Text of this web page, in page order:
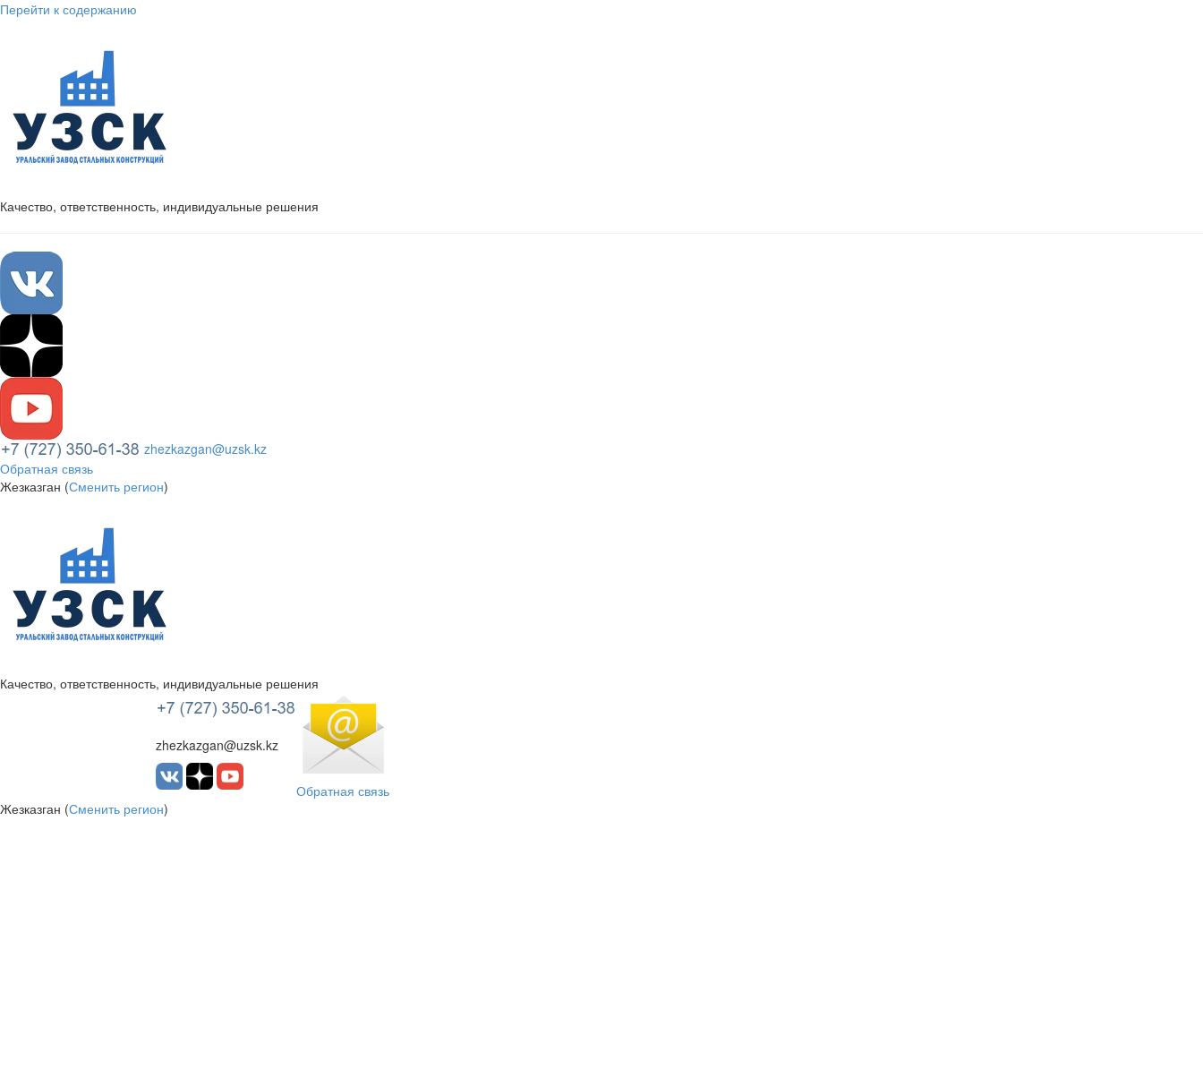
Перейти к содержанию
Качество, ответственность, индивидуальные решения
zhezkazgan@uzsk.kz
Обратная связь
Жезказган (Сменить регион)
УЗСК Казахстан
Качество, ответственность, индивидуальные решения
zhezkazgan@uzsk.kz
Обратная связь
Жезказган (Сменить регион)